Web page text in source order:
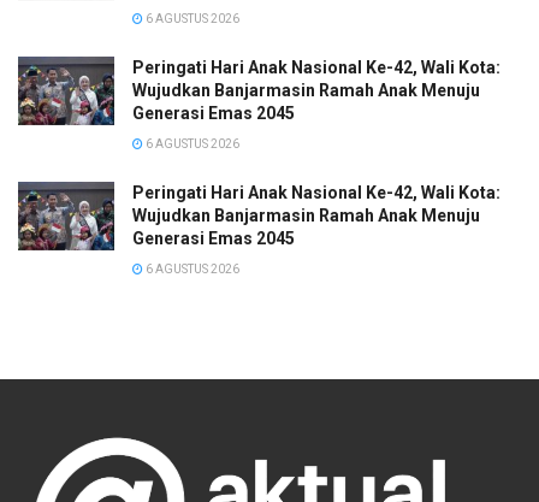
6 AGUSTUS 2026
Peringati Hari Anak Nasional Ke-42, Wali Kota:
Wujudkan Banjarmasin Ramah Anak Menuju
Generasi Emas 2045
6 AGUSTUS 2026
Peringati Hari Anak Nasional Ke-42, Wali Kota:
Wujudkan Banjarmasin Ramah Anak Menuju
Generasi Emas 2045
6 AGUSTUS 2026